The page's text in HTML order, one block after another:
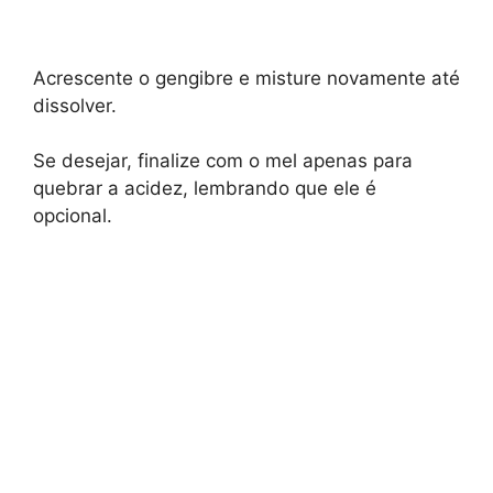
Acrescente o gengibre e misture novamente até
dissolver.
Se desejar, finalize com o mel apenas para
quebrar a acidez, lembrando que ele é
opcional.